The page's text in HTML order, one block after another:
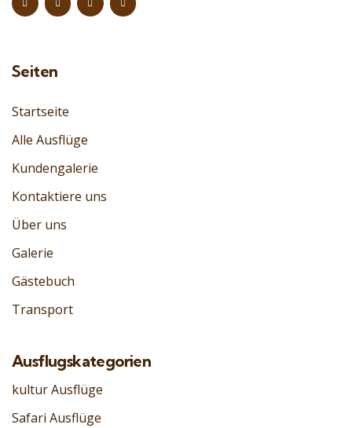
Seiten
Startseite
Alle Ausflüge
Kundengalerie
Kontaktiere uns
Über uns
Galerie
Gästebuch
Transport
Ausflugskategorien
kultur Ausflüge
Safari Ausflüge